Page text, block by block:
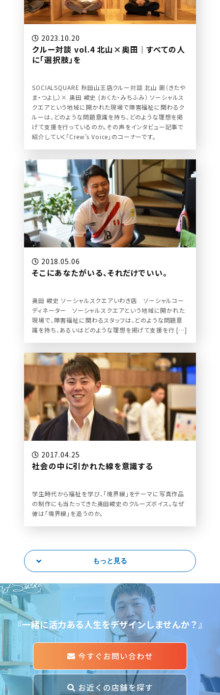
2023.10.20
クルー対談 vol.4 北山×奥田｜すべての人
に「選択肢」を
SOCIALSQUARE 秋田山王店クルー対談 北山 剛（きたや
ま・つよし）× 奥田 峻史 (おくた・みちふみ） ソーシャルス
クエアという地域に開かれた現場で障害福祉に関わるク
ルーは、どのような問題意識を持ち、どのような理想を掲
げて支援を行っているのか。その声をインタビュー記事で
紹介していく「Crew’s Voice」のコーナーです。
2018.05.06
そこにあなたがいる、それだけでいい。
奥田 峻史 ソーシャルスクエアいわき店 ソーシャルコー
ディネーター ソーシャルスクエアという地域に開かれた
現場で、障害福祉に関わるスタッフは、どのような問題意
識を持ち、あるいはどのような理想を掲げて支援を行 […]
2017.04.25
社会の中に引かれた線を意識する
学生時代から福祉を学び、「境界線」をテーマに写真作品
の制作にも当たってきた奥田峻史のクルーズボイス。なぜ
彼は「境界線」を追うのか。
もっと見る
Started
『一緒に活力ある人生をデザインしませんか？』
今すぐお問い合わせ
お近くの店舗を探す